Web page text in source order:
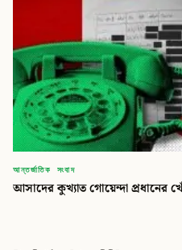
আন্তর্জাতিক সংবাদ
আসাদের কুখ্যাত গোয়েন্দা প্রধানের